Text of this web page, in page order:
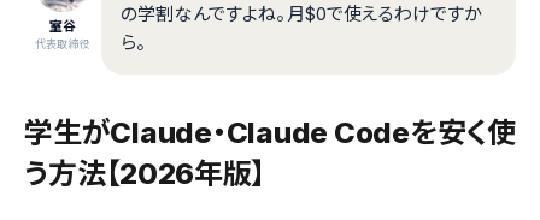
室谷
代表取締役
の学割なんですよね。月$0で使えるわけですか
ら。
学生がClaude・Claude Codeを安く使
う方法【2026年版】